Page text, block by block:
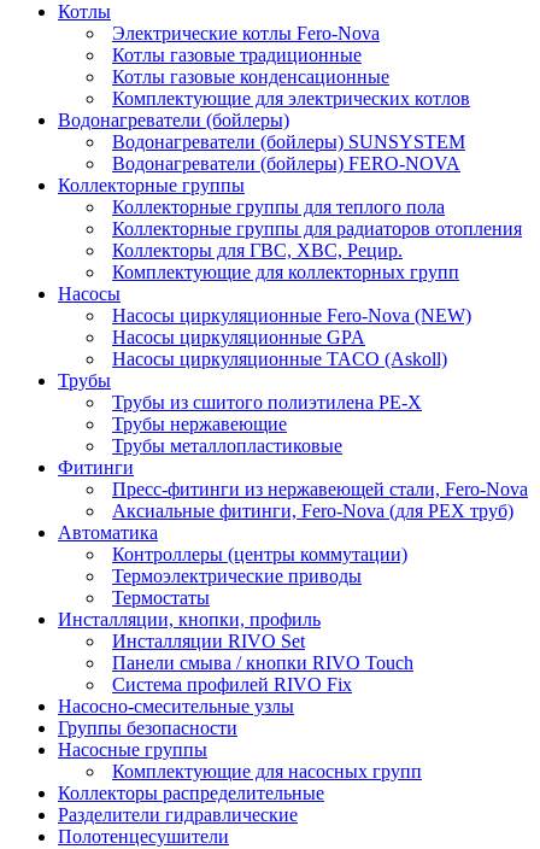
Котлы
Электрические котлы Fero-Nova
Котлы газовые традиционные
Котлы газовые конденсационные
Комплектующие для электрических котлов
Водонагреватели (бойлеры)
Водонагреватели (бойлеры) SUNSYSTEM
Водонагреватели (бойлеры) FERO-NOVA
Коллекторные группы
Коллекторные группы для теплого пола
Коллекторные группы для радиаторов отопления
Коллекторы для ГВС, ХВС, Рецир.
Комплектующие для коллекторных групп
Насосы
Насосы циркуляционные Fero-Nova (NEW)
Насосы циркуляционные GPA
Насосы циркуляционные TACO (Askoll)
Трубы
Трубы из сшитого полиэтилена PE-X
Трубы нержавеющие
Трубы металлопластиковые
Фитинги
Пресс-фитинги из нержавеющей стали, Fero-Nova
Аксиальные фитинги, Fero-Nova (для PEX труб)
Автоматика
Контроллеры (центры коммутации)
Термоэлектрические приводы
Термостаты
Инсталляции, кнопки, профиль
Инсталляции RIVO Set
Панели смыва / кнопки RIVO Touch
Система профилей RIVO Fix
Насосно-смесительные узлы
Группы безопасности
Насосные группы
Комплектующие для насосных групп
Коллекторы распределительные
Разделители гидравлические
Полотенцесушители